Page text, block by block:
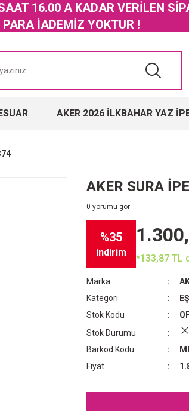
16.00 A KADAR VERİLEN
İADEMİZ YOKTUR !
AKER 2026 İLKBAHAR YAZ
AKER SURA
0 yorumu gör
%35
indirim
*133,87 TL
Marka
Kategori
Stok Kodu
Stok Durumu
Barkod Kodu
Fiyat